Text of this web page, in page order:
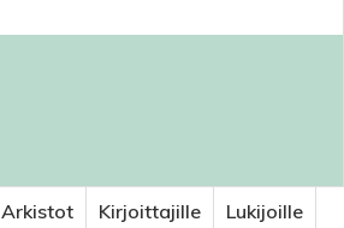
Arkistot Kirjoittajille
Lukijoille